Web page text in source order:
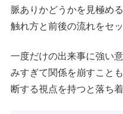
脈ありかどうかを見極め
触れ方と前後の流れをセ
一度だけの出来事に強い
みすぎて関係を崩すこと
断する視点を持つと落ち